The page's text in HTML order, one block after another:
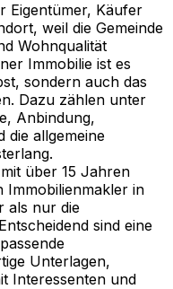
Eigentümer, Käufer
weil die Gemeinde
Wohnqualität
Immobilie ist es
sondern auch das
Dazu zählen unter
Anbindung,
die allgemeine
über 15 Jahren
Immobilienmakler in
als nur die
sind eine
Unterlagen,
Interessenten und